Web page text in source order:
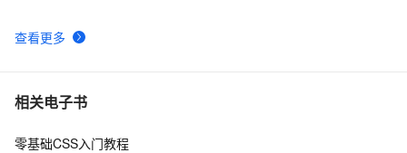
查看更多
相关电子书
零基础CSS入门教程